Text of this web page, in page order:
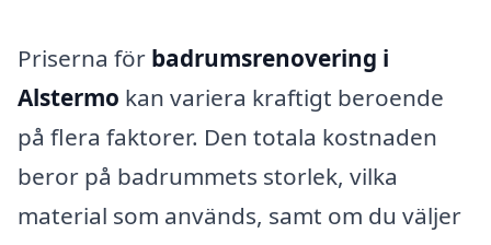
Priserna för badrumsrenovering i
Alstermo kan variera kraftigt beroende
på flera faktorer. Den totala kostnaden
beror på badrummets storlek, vilka
material som används, samt om du väljer